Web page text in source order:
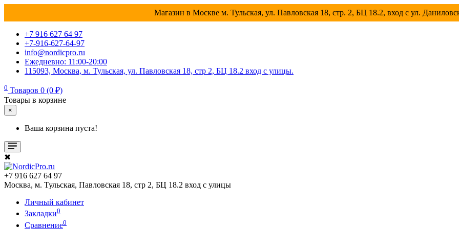
Магазин в Москве м. Тульская, ул. Павловская 18, стр. 2, БЦ 18.2, вход с ул.
+7 916 627 64 97
+7-916-627-64-97
info@nordicpro.ru
Ежедневно: 11:00-20:00
115093, Москва, м. Тульская, ул. Павловская 18, стр 2, БЦ 18.2 вход с улицы.
0 Товаров 0 (0 ₽)
Товары в корзине
×
Ваша корзина пуста!
✖
+7 916 627 64 97
Москва, м. Тульская, Павловская 18, стр 2, БЦ 18.2 вход с улицы
Личный кабинет
Закладки0
Сравнение0